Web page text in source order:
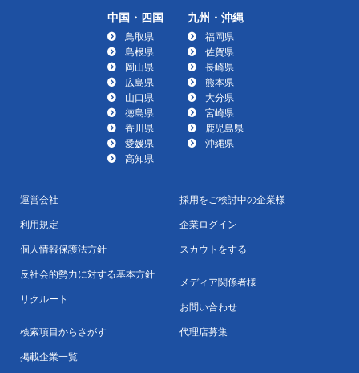
中国・四国
鳥取県
島根県
岡山県
広島県
山口県
徳島県
香川県
愛媛県
高知県
九州・沖縄
福岡県
佐賀県
長崎県
熊本県
大分県
宮崎県
鹿児島県
沖縄県
運営会社
利用規定
個人情報保護法方針
反社会的勢力に対する基本方針
リクルート
検索項目からさがす
掲載企業一覧
採用をご検討中の企業様
企業ログイン
スカウトをする
メディア関係者様
お問い合わせ
代理店募集